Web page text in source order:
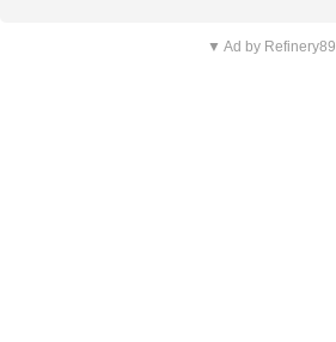
▼ Ad by Refinery89